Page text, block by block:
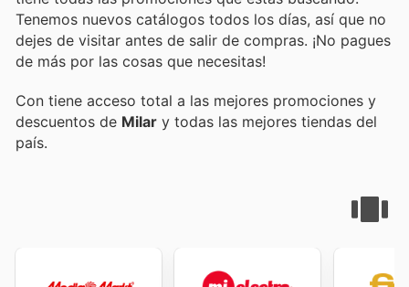
Tenemos nuevos catálogos todos los días, así que no
dejes de visitar antes de salir de compras. ¡No pagues
de más por las cosas que necesitas!
Con tiene acceso total a las mejores promociones y
descuentos de Milar y todas las mejores tiendas del
país.